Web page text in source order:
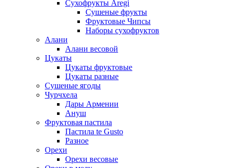
Сухофрукты Aregi
Сушеные фрукты
Фруктовые Чипсы
Наборы сухофруктов
Алани
Алани весовой
Цукаты
Цукаты фруктовые
Цукаты разные
Сушеные ягоды
Чурчхела
Дары Армении
Ануш
Фруктовая пастила
Пастила te Gusto
Разное
Орехи
Орехи весовые